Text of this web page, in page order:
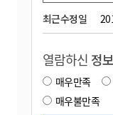
최근수정일
열람하신 정
매우만족
매우불만족